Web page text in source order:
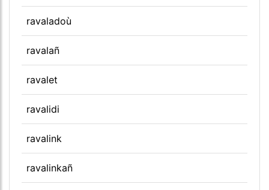
ravaladoù
ravalañ
ravalet
ravalidi
ravalink
ravalinkañ